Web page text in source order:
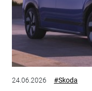
24.06.2026 #Skoda